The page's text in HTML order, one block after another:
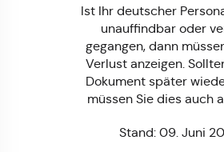
Ist Ihr deutscher
unauffindbar oder
gegangen, dann
Verlust anzeigen.
Dokument später
müssen Sie dies auch
Stand: 09. Juni